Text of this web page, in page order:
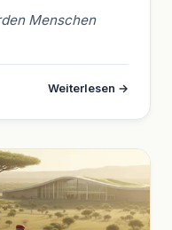
Menschen
Weiterlesen →